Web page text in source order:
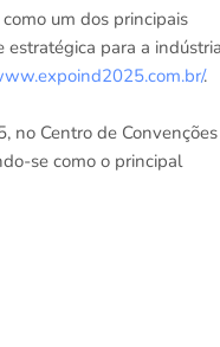
um dos principais
estratégica para a
.
no Centro de Convenções
se como o principal